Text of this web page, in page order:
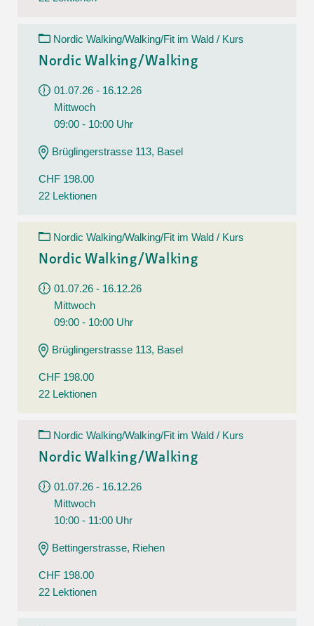
Nordic Walking/Walking/Fit im Wald / Kurs
Nordic Walking/Walking
01.07.26 - 16.12.26
Mittwoch
09:00 - 10:00 Uhr
Brüglingerstrasse 113, Basel
CHF 198.00
22 Lektionen
Nordic Walking/Walking/Fit im Wald / Kurs
Nordic Walking/Walking
01.07.26 - 16.12.26
Mittwoch
09:00 - 10:00 Uhr
Brüglingerstrasse 113, Basel
CHF 198.00
22 Lektionen
Nordic Walking/Walking/Fit im Wald / Kurs
Nordic Walking/Walking
01.07.26 - 16.12.26
Mittwoch
10:00 - 11:00 Uhr
Bettingerstrasse, Riehen
CHF 198.00
22 Lektionen